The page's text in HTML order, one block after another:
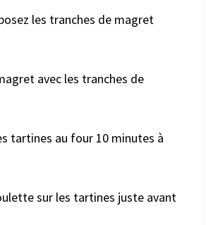
les tranches de magret
avec les tranches de
tartines au four 10 minutes à
sur les tartines juste avant